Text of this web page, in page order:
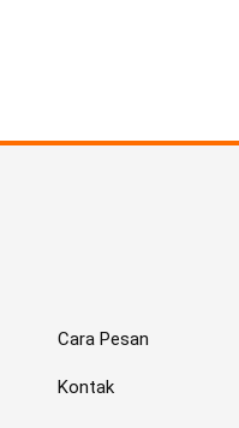
Cara Pesan
Kontak